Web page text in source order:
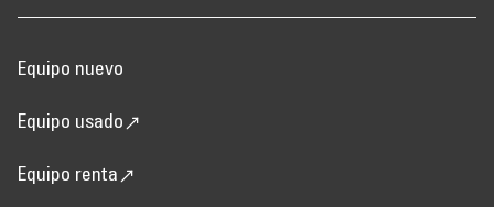
Equipo nuevo
Equipo usado
Equipo renta